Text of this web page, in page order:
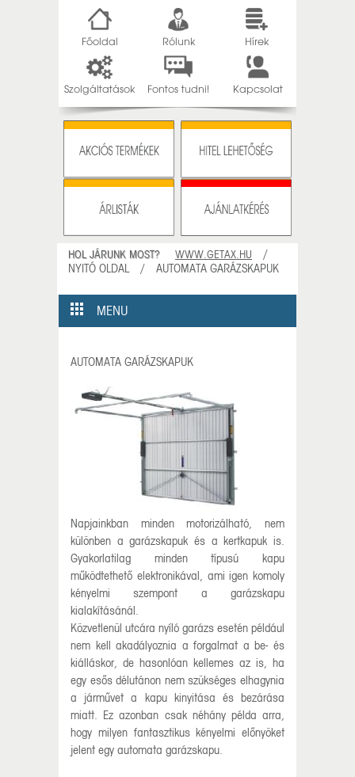
Főoldal Rólunk Hírek
Szolgáltatások Fontos tudni! Kapcsolat
HOL JÁRUNK MOST? WWW.GETAX.HU /
NYITÓ OLDAL / AUTOMATA GARÁZSKAPUK
MENU
AUTOMATA GARÁZSKAPUK
Napjainkban minden motorizálható, nem
különben a garázskapuk és a kertkapuk is.
Gyakorlatilag minden típusú kapu
működtethető elektronikával, ami igen komoly
kényelmi szempont a garázskapu
kialakításánál.
Közvetlenül utcára nyíló garázs esetén például
nem kell akadályoznia a forgalmat a be- és
kiálláskor, de hasonlóan kellemes az is, ha
egy esős délutánon nem szükséges elhagynia
a járművet a kapu kinyitása és bezárása
miatt. Ez azonban csak néhány példa arra,
hogy milyen fantasztikus kényelmi előnyöket
jelent egy automata garázskapu.